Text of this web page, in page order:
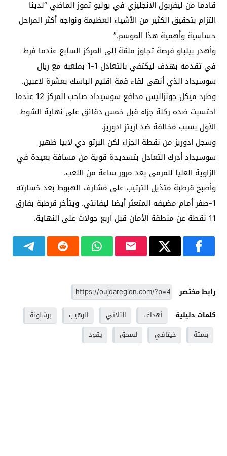
قادما من ليفربول الانجليزي في يوليو تموز الماضي “لدينا
التزام بتحقيق الكثير من الأشياء العظيمة ونواجه أكثر المراحل
حساسية وأهمية هذا الموسم.”
وأهدر بيلباو فرصة تجاوز ملقة إلى المركز السابع عندما فرط
في تقدمه بهدف ليكتفي بالتعادل 1-1 بملعبه مع ريال
سوسيداد الذي أنهى لقاء قمة اقليم الباسك بعشرة لاعبين.
وطرد ميكل جونزاليس مدافع سوسيداد صاحب المركز 12 عندما
احتسبت ضده ركلة جزاء قبل خمس دقائق على نهاية الشوط
الأول بسبب مخالفة ضد اريتز ادوريز.
وسجل ادوريز من نقطة الجزاء لكن البرتو دي لابيا ظهير
سوسيداد أدرك التعادل بتسديدة قوية من مسافة بعيدة في
الزاوية العليا للمرمى بعد مرور ساعة من اللعب.
وأصبح قرطبة متذيل الترتيب على مشارف الهبوط بعد خسارته
1-صفر أمام مضيفه المتعثر أيضا ليفانتي. ويتأخر قرطبة بفارق
11 نقطة عن منطقة الأمان قبل اربع جولات على النهاية.
رابط مختصر
كلمات دليلية
أهداف الثلاثي الرهيب
برشلونة
بستة
خيتافي لسحق يقود